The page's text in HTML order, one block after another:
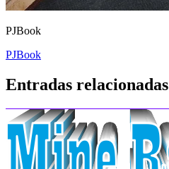
PJBook
Navegación
de
entradas
PJBook
Entradas relacionadas